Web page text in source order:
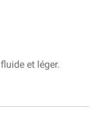
et léger.